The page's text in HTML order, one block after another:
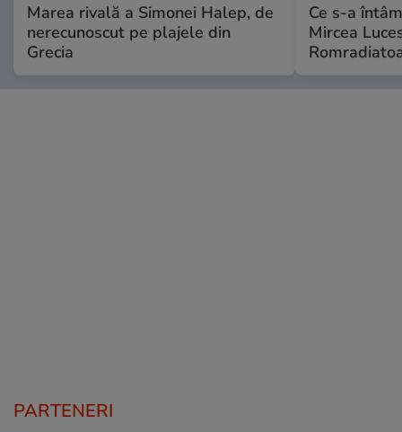
Marea rivală a Simonei Halep, de
nerecunoscut pe plajele din
Grecia
Ce s-a
Mircea
PARTENERI